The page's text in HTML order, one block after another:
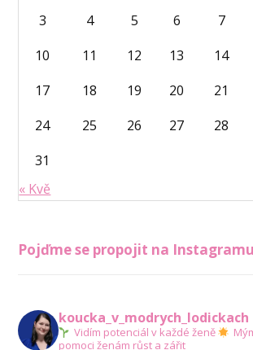
3 4 5 6 7
10
11 12 13 14
17
18 19 20 21
24
25 26 27 28
31
« Kvě
Pojďme se propojit na
koucka_v_modrych_lodickach
Vidím potenciál v každé ženě
pomoci ženám růst a zářit